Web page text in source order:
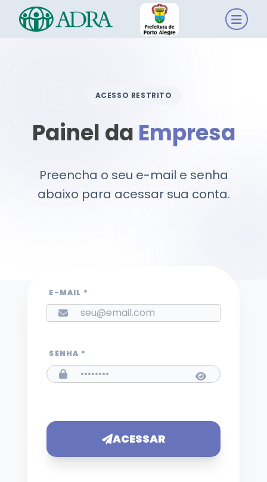
ACESSO RESTRITO
Painel da Empresa
Preencha o seu e-mail e senha
abaixo para acessar sua conta.
E-MAIL *
SENHA *
ACESSAR